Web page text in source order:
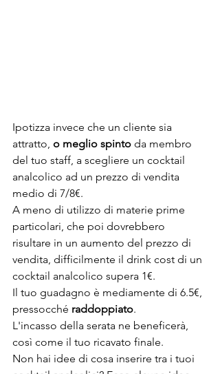
Ipotizza invece che un cliente sia
attratto, o meglio spinto da membro
del tuo staff, a scegliere un cocktail
analcolico ad un prezzo di vendita
medio di 7/8€.
A meno di utilizzo di materie prime
particolari, che poi dovrebbero
risultare in un aumento del prezzo di
vendita, difficilmente il drink cost di un
cocktail analcolico supera 1€.
Il tuo guadagno è mediamente di 6.5€,
pressocché raddoppiato.
L'incasso della serata ne beneficerà,
così come il tuo ricavato finale.
Non hai idee di cosa inserire tra i tuoi